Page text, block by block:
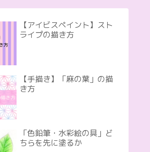
【アイビスペイント】スト
ライプの描き方
【手描き】「麻の葉」の描
き方
「色鉛筆・水彩絵の具」ど
ちらを先に塗るか